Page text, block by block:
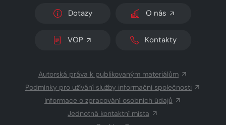
Dotazy O nás
VOP Kontakty
Autorská práva k publikovaným materiálům
Podmínky pro užívání služby informační společnosti
Informace o zpracování osobních údajů
Jednotná kontaktní místa